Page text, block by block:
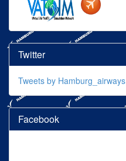
Twitter
Tweets by Hamburg_airways
Facebook